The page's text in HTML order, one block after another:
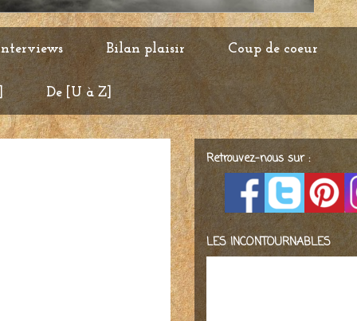
Bilan plaisir Coup de coeur
De [U à Z]
Retrouvez-nous sur :
LES INCONTOURNABLES